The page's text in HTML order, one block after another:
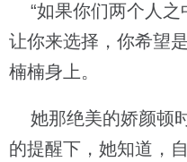
“如果你们两个人之
让你来选择，你希望
楠楠身上。
她那绝美的娇颜顿
的提醒下，她知道，